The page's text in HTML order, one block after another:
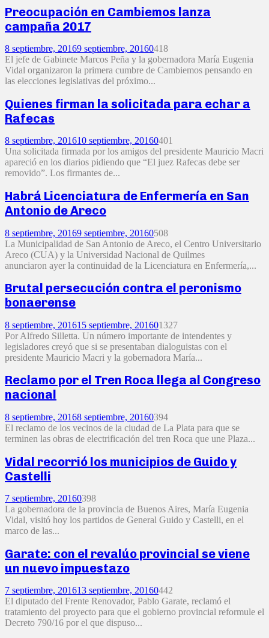
Preocupación en Cambiemos lanza
campaña 2017
8 septiembre, 20169 septiembre, 20160418
El jefe de Gabinete Marcos Peña y la gobernadora María Eugenia
Vidal organizaron la primera cumbre de Cambiemos pensando en
las elecciones legislativas del próximo...
Quienes firman la solicitada para echar a
Rafecas
8 septiembre, 201610 septiembre, 20160401
Una solicitada firmada por los amigos del presidente Mauricio Macri
apareció en los diarios pidiendo que “El juez Rafecas debe ser
removido”. Los firmantes de...
Habrá Licenciatura de Enfermería en San
Antonio de Areco
8 septiembre, 20169 septiembre, 20160508
La Municipalidad de San Antonio de Areco, el Centro Universitario
Areco (CUA) y la Universidad Nacional de Quilmes
anunciaron ayer la continuidad de la Licenciatura en Enfermería,...
Brutal persecución contra el peronismo
bonaerense
8 septiembre, 201615 septiembre, 201601327
Por Alfredo Silletta. Un número importante de intendentes y
legisladores creyó que si se presentaban dialoguistas con el
presidente Mauricio Macri y la gobernadora María...
Reclamo por el Tren Roca llega al Congreso
nacional
8 septiembre, 20168 septiembre, 20160394
El reclamo de los vecinos de la ciudad de La Plata para que se
terminen las obras de electrificación del tren Roca que une Plaza...
Vidal recorrió los municipios de Guido y
Castelli
7 septiembre, 20160398
La gobernadora de la provincia de Buenos Aires, María Eugenia
Vidal, visitó hoy los partidos de General Guido y Castelli, en el
marco de las...
Garate: con el revalúo provincial se viene
un nuevo impuestazo
7 septiembre, 201613 septiembre, 20160442
El diputado del Frente Renovador, Pablo Garate, reclamó el
tratamiento del proyecto para que el gobierno provincial reformule el
Decreto 790/16 por el que dispuso...